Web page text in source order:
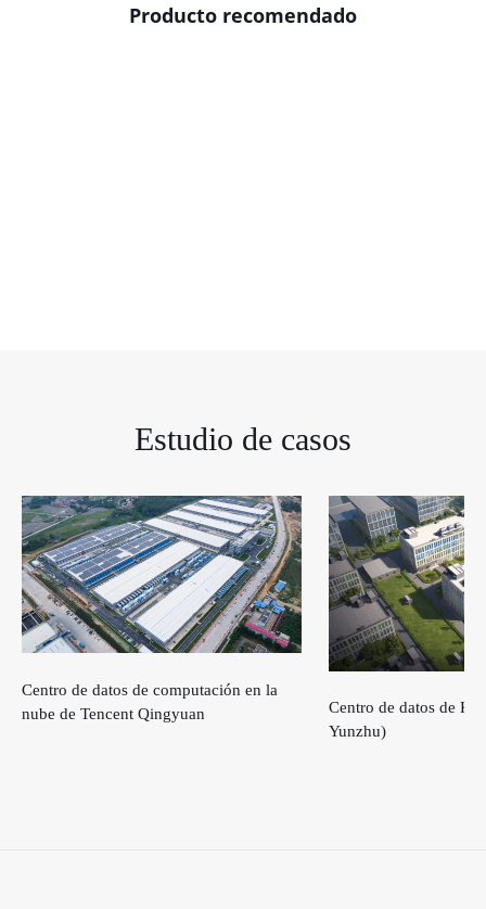
Producto recomendado
Estudio de casos
Centro de datos de computación en la
nube de Tencent Qingyuan
Centro de datos de
Yunzhu)